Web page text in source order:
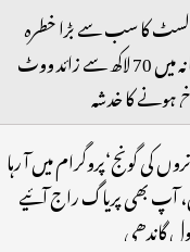
لسٹ کا سب سے بڑا خطرہ
،تلنگانہ میں 70 لاکھ سے زائد ووٹ
ہونے کا خدشہ
کی گونج‘پروگرام میں آ رہا
آپ بھی پریاگ راج آئیے
گاندھی